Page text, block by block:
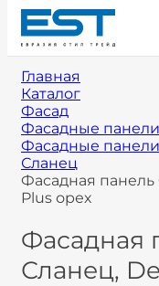
Главная
Каталог
Фасад
Фасадные панели
Фасадные
Сланец
Фасадная панель
Plus орех
Фасадная
Сланец,